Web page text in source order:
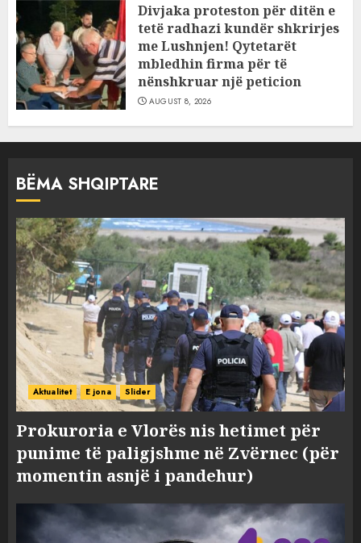
Divjaka proteston për ditën e
tetë radhazi kundër shkrirjes
me Lushnjen! Qytetarët
mbledhin firma për të
nënshkruar një peticion
AUGUST 8, 2026
BËMA SHQIPTARE
Aktualitet E jona Slider
Prokuroria e Vlorës nis hetimet për
punime të paligjshme në Zvërnec (për
momentin asnjë i pandehur)